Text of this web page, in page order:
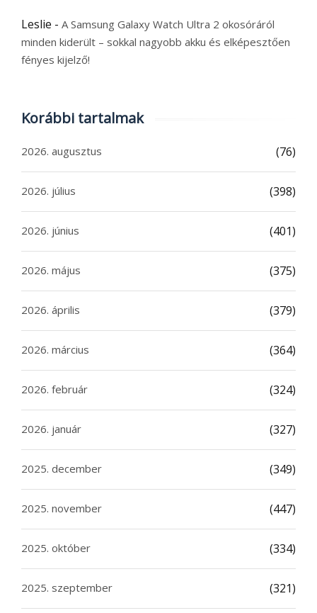
Leslie - A Samsung Galaxy Watch Ultra 2 okosóráról
minden kiderült – sokkal nagyobb akku és elképesztően
fényes kijelző!
Korábbi tartalmak
2026. augusztus (76)
2026. július (398)
2026. június (401)
2026. május (375)
2026. április (379)
2026. március (364)
2026. február (324)
2026. január (327)
2025. december (349)
2025. november (447)
2025. október (334)
2025. szeptember (321)